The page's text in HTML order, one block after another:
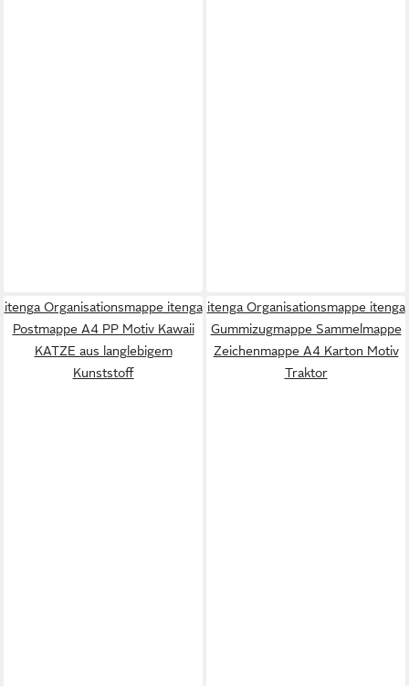
itenga Organisationsmappe itenga
Postmappe A4 PP Motiv Kawaii
KATZE aus langlebigem
Kunststoff
itenga Organisationsmappe itenga
Gummizugmappe Sammelmappe
Zeichenmappe A4 Karton Motiv
Traktor